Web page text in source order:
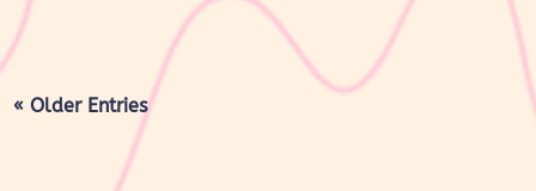
« Older Entries